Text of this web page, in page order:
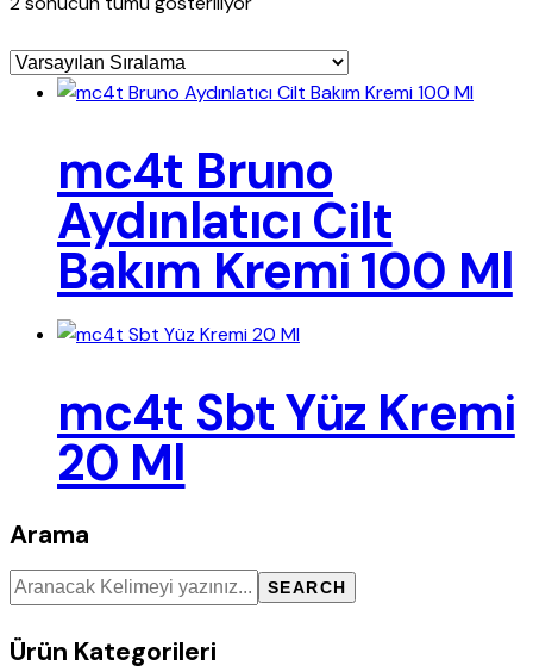
mc4t Bruno
Aydınlatıcı Cilt
Bakım Kremi 100 Ml
mc4t Sbt Yüz Kremi
20 Ml
Arama
SEARCH
Ürün Kategorileri